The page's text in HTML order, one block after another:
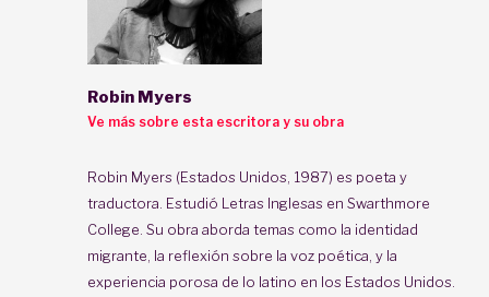
Robin Myers
Ve más sobre esta escritora y su obra
Robin Myers (Estados Unidos, 1987) es poeta y
traductora. Estudió Letras Inglesas en Swarthmore
College. Su obra aborda temas como la identidad
migrante, la reflexión sobre la voz poética, y la
experiencia porosa de lo latino en los Estados Unidos.